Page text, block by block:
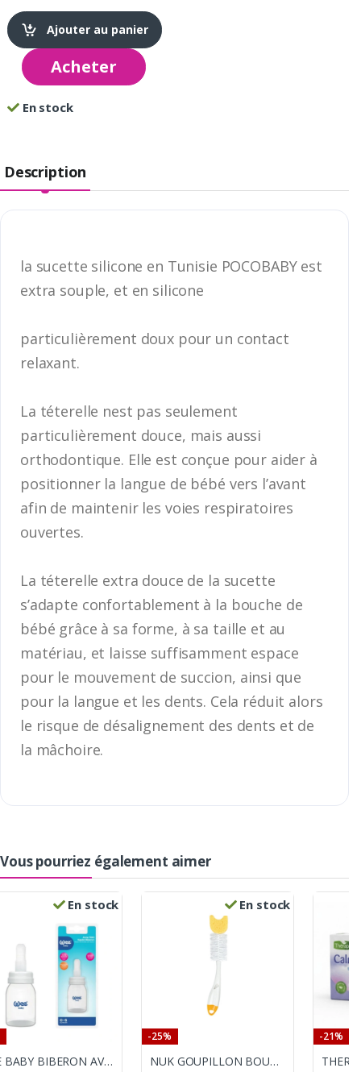
Ajouter au panier
Acheter
En stock
Description
la sucette silicone en Tunisie POCOBABY est
extra souple, et en silicone
particulièrement doux pour un contact
relaxant.
La téterelle nest pas seulement
particulièrement douce, mais aussi
orthodontique. Elle est conçue pour aider à
positionner la langue de bébé vers l’avant
afin de maintenir les voies respiratoires
ouvertes.
La téterelle extra douce de la sucette
s’adapte confortablement à la bouche de
bébé grâce à sa forme, à sa taille et au
matériau, et laisse suffisamment espace
pour le mouvement de succion, ainsi que
pour la langue et les dents. Cela réduit alors
le risque de désalignement des dents et de
la mâchoire.
Vous pourriez également aimer
En stock
WEE BABY BIBERON AVEC CUILLERE
En stock
-25%
NUK GOUPILLON BOUT EPONGE
-21%